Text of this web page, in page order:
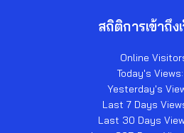
สถิติการเข้าถึง
Online
Today's Views:
Yesterday's
Last 7 Days
Last 30 Days